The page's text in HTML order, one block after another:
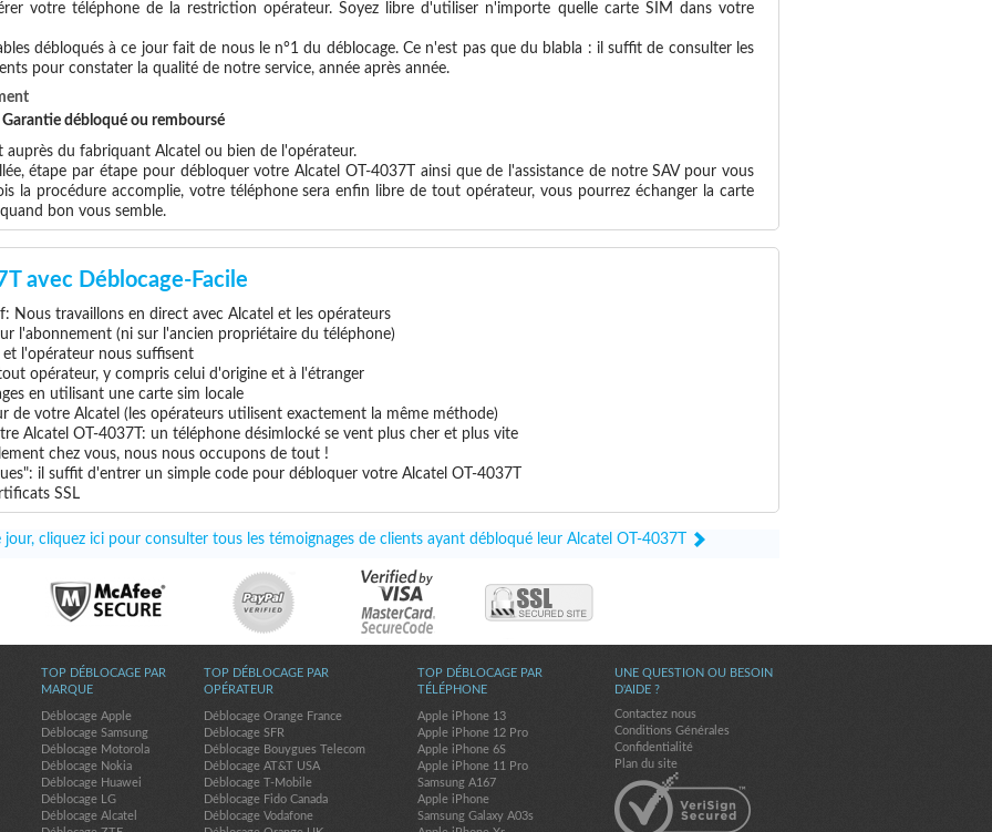
votre téléphone de la restriction opérateur. Soyez libre d'utiliser n'importe quelle carte SIM dans votre
débloqués à ce jour fait de nous le n°1 du déblocage. Ce n'est pas que du blabla : il suffit de consulter les
pour constater la qualité de notre service, année après année.
débloqué ou remboursé
du fabriquant Alcatel ou bien de l'opérateur.
étape par étape pour débloquer votre Alcatel OT-4037T ainsi que de l'assistance de notre SAV pour vous
la procédure accomplie, votre téléphone sera enfin libre de tout opérateur, vous pourrez échanger la carte
bon vous semble.
avec Déblocage-Facile
Nous travaillons en direct avec Alcatel et les opérateurs
l'abonnement (ni sur l'ancien propriétaire du téléphone)
et l'opérateur nous suffisent
opérateur, y compris celui d'origine et à l'étranger
en utilisant une carte sim locale
de votre Alcatel (les opérateurs utilisent exactement la même méthode)
Alcatel OT-4037T: un téléphone désimlocké se vent plus cher et plus vite
chez vous, nous nous occupons de tout !
il suffit d'entrer un simple code pour débloquer votre Alcatel OT-4037T
SSL
jour, cliquez ici pour consulter tous les témoignages de clients ayant débloqué leur Alcatel OT-4037T
UNE QUESTION OU BESOIN
D'AIDE ?
Contactez nous
Conditions Générales
Confidentialité
Plan du site
TOP DÉBLOCAGE PAR
MARQUE
Déblocage Apple
Déblocage Samsung
Déblocage Motorola
Déblocage Nokia
Déblocage Huawei
Déblocage LG
Déblocage Alcatel
TOP DÉBLOCAGE PAR
OPÉRATEUR
Déblocage Orange France
Déblocage SFR
Déblocage Bouygues Telecom
Déblocage AT&T USA
Déblocage T-Mobile
Déblocage Fido Canada
Déblocage Vodafone
TOP DÉBLOCAGE PAR
TÉLÉPHONE
Apple iPhone 13
Apple iPhone 12 Pro
Apple iPhone 6S
Apple iPhone 11 Pro
Samsung A167
Apple iPhone
Samsung Galaxy A03s